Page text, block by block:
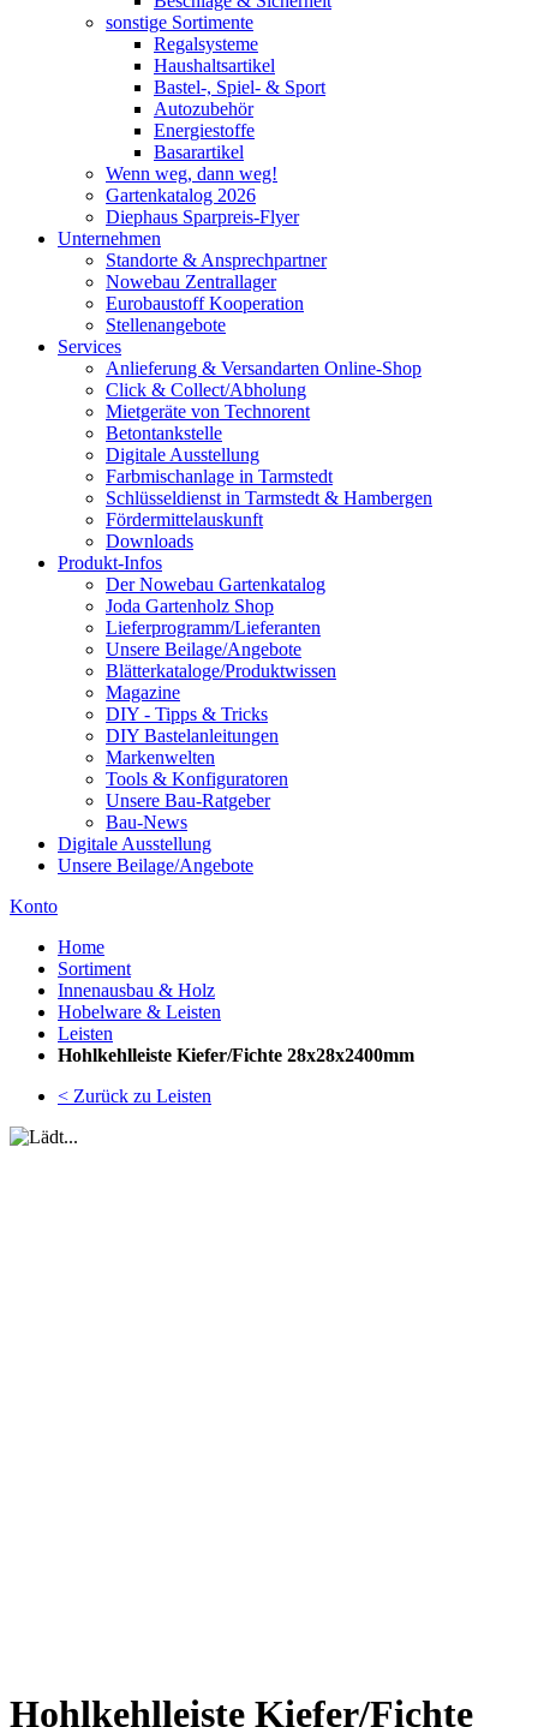
sonstige Sortimente
Regalsysteme
Haushaltsartikel
Bastel-, Spiel- & Sport
Autozubehör
Energiestoffe
Basarartikel
Wenn weg, dann weg!
Gartenkatalog 2026
Diephaus Sparpreis-Flyer
Unternehmen
Standorte & Ansprechpartner
Nowebau Zentrallager
Eurobaustoff Kooperation
Stellenangebote
Services
Anlieferung & Versandarten Online-Shop
Click & Collect/Abholung
Mietgeräte von Technorent
Betontankstelle
Digitale Ausstellung
Farbmischanlage in Tarmstedt
Schlüsseldienst in Tarmstedt & Hambergen
Fördermittelauskunft
Downloads
Produkt-Infos
Der Nowebau Gartenkatalog
Joda Gartenholz Shop
Lieferprogramm/Lieferanten
Unsere Beilage/Angebote
Blätterkataloge/Produktwissen
Magazine
DIY - Tipps & Tricks
DIY Bastelanleitungen
Markenwelten
Tools & Konfiguratoren
Unsere Bau-Ratgeber
Bau-News
Digitale Ausstellung
Unsere Beilage/Angebote
Konto
Home
Sortiment
Innenausbau & Holz
Hobelware & Leisten
Leisten
Hohlkehlleiste Kiefer/Fichte 28x28x2400mm
< Zurück zu Leisten
Hohlkehlleiste Kiefer/Fichte